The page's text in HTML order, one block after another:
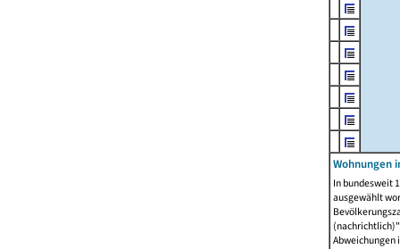
Wohnungen
In bundesweit
ausgewählt
Abweichungen